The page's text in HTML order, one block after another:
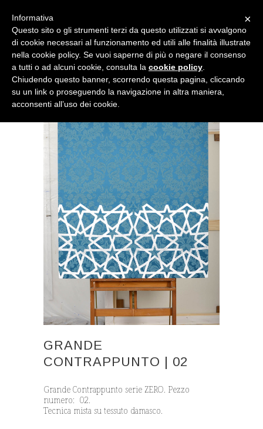
GRANDE
CONTRAPPUNTO | 02
Grande Contrappunto serie ZERO. Pezzo
numero: 02.
Tecnica mista su tessuto damasco.
×
Informativa
Questo sito o gli strumenti terzi da questo utilizzati si avvalgono
di cookie necessari al funzionamento ed utili alle finalità illustrate
nella cookie policy. Se vuoi saperne di più o negare il consenso
a tutti o ad alcuni cookie, consulta la cookie policy
Chiudendo questo banner, scorrendo questa pagina, cliccando
su un link o proseguendo la navigazione in altra maniera,
acconsenti all’uso dei cookie.